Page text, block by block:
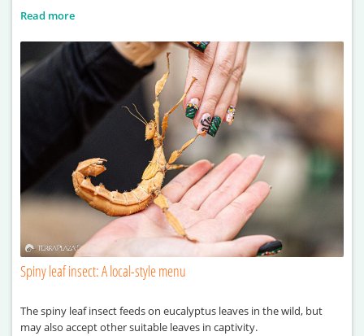
Read more
Spiny leaf insect: A local-style menu
The spiny leaf insect feeds on eucalyptus leaves in the wild, but
may also accept other suitable leaves in captivity.